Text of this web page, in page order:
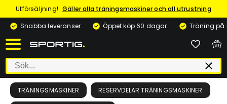
Utförsäljning! Gäller alla träningsmaskiner och all utrustning
Snabba leveranser
Öppet köp 60 dagar Träning på
TRÄNINGSMASKINER RESERVDELAR TRÄNINGSMASKINER